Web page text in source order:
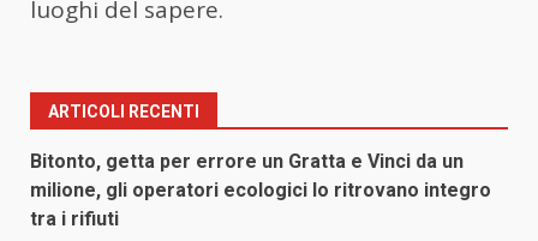
luoghi del sapere.
ARTICOLI RECENTI
Bitonto, getta per errore un Gratta e Vinci da un
milione, gli operatori ecologici lo ritrovano integro
tra i rifiuti